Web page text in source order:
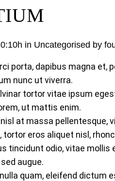
in Uncategorised by
porta, dapibus magna
nunc ut viverra.
tortor vitae ipsum
ut mattis enim.
at massa pellentesque,
tortor eros aliquet nisl,
tincidunt odio, vitae mollis
augue.
quam, eleifend dictum